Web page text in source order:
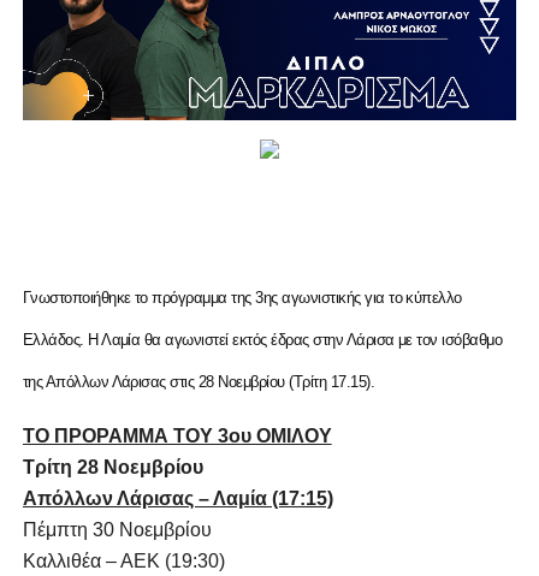
Γνωστοποιήθηκε το πρόγραμμα της 3ης αγωνιστικής για το κύπελλο
Ελλάδος. Η Λαμία θα αγωνιστεί εκτός έδρας στην Λάρισα με τον ισόβαθμο
της Απόλλων Λάρισας στις 28 Νοεμβρίου (Τρίτη 17.15).
ΤΟ ΠΡΟΡΑΜΜΑ ΤΟΥ 3ου ΟΜΙΛΟΥ
Τρίτη 28 Νοεμβρίου
Απόλλων Λάρισας – Λαμία (17:15)
Πέμπτη 30 Νοεμβρίου
Καλλιθέα – ΑΕΚ (19:30)